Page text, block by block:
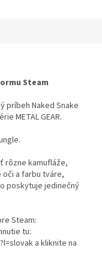
Steam
príbeh Naked Snake
METAL GEAR.
rôzne kamufláže,
a farbu tváre,
poskytuje jedinečný
Steam:
tu:
a kliknite na